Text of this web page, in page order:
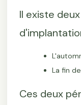
Il existe
La fin
Ces deux